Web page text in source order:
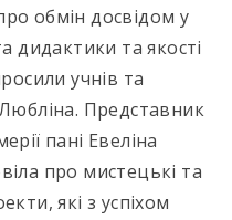
обмін досвідом у
дидактики та якості
учнів та
Представник
пані Евеліна
про мистецькі та
які з успіхом